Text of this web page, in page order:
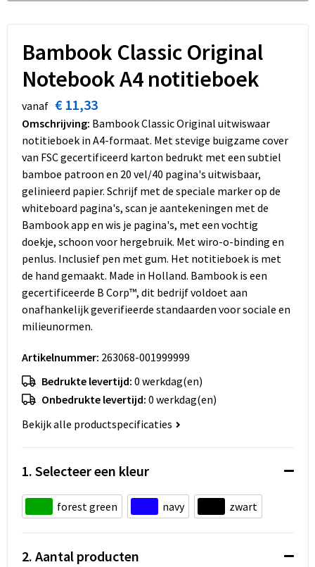
Kledingaccessoires
Schorten en Sloven
Gilets
Restauranttextiel
Hoofdbescherming
Gehoorbescherming
Gereedschap
Ademhalingsbescherming
Snoepgoed
Spellen voor binnen en buiten
Sport
Veiligheid, Auto en Fiets
Vrije tijd en Strand
Promotietassen
Boodschappentassen
Reistassen
Schoudertassen
Toilettassen
Koffers en Trolleys
Sporttassen
Schoenentassen
Koeltassen en Koelboxen
Accessoires voor tassen
Strandtassen
Heuptassen
Matrozentassen
Bambook Classic Original
Notebook A4 notitieboek
vanaf € 11,33
Omschrijving: Bambook Classic Original uitwiswaar
notitieboek in A4-formaat. Met stevige buigzame cover
van FSC gecertificeerd karton bedrukt met een subtiel
bamboe patroon en 20 vel/40 pagina's uitwisbaar,
gelinieerd papier. Schrijf met de speciale marker op de
whiteboard pagina's, scan je aantekeningen met de
Bambook app en wis je pagina's, met een vochtig
doekje, schoon voor hergebruik. Met wiro-o-binding en
penlus. Inclusief pen met gum. Het notitieboek is met
de hand gemaakt. Made in Holland. Bambook is een
gecertificeerde B Corp™, dit bedrijf voldoet aan
onafhankelijk geverifieerde standaarden voor sociale en
milieunormen.
Artikelnummer: 263068-001999999
Bedrukte levertijd: 0 werkdag(en)
Onbedrukte levertijd: 0 werkdag(en)
Bekijk alle productspecificaties
1. Selecteer een kleur
forest green navy zwart
2. Aantal producten